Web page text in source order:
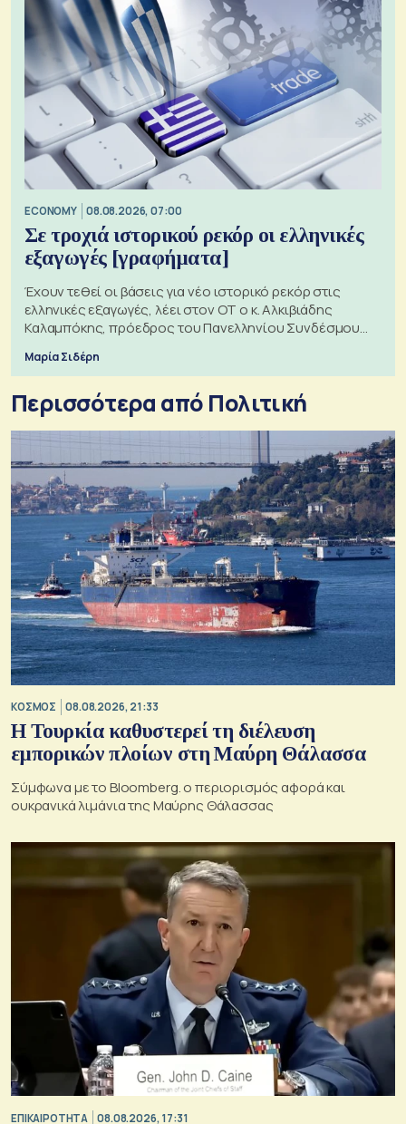
ECONOMY 08.08.2026, 07:00
Σε τροχιά ιστορικού ρεκόρ οι ελληνικές
εξαγωγές [γραφήματα]
Έχουν τεθεί οι βάσεις για νέο ιστορικό ρεκόρ στις
ελληνικές εξαγωγές, λέει στον ΟΤ ο κ. Αλκιβιάδης
Καλαμπόκης, πρόεδρος του Πανελληνίου Συνδέσμου
Μαρία Σιδέρη
Περισσότερα από Πολιτική
ΚΟΣΜΟΣ 08.08.2026, 21:33
Η Τουρκία καθυστερεί τη διέλευση
εμπορικών πλοίων στη Μαύρη Θάλασσα
Σύμφωνα με το Bloomberg. ο περιορισμός αφορά και
ουκρανικά λιμάνια της Μαύρης Θάλασσας
ΕΠΙΚΑΙΡΟΤΗΤΑ 08.08.2026, 17:31